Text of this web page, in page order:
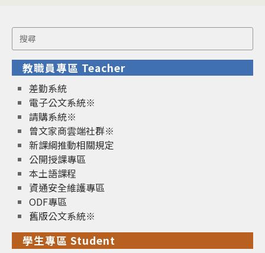
Search
for:
教職員專區 Teacher
差勤系統
電子公文系統※
請購系統※
曾文家商雲端社群※
新課綱推動相關規定
公開授課專區
本土語課程
資通安全維護專區
ODF專區
舊版公文系統※
學生專區 Student